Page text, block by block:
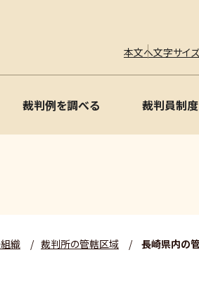
本文へ文字サイ
裁判例を調べる 裁判員制
織 / 裁判所の管轄区域 / 長崎県内の